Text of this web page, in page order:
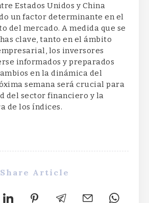
Estados Unidos y China
un factor determinante en el
del mercado. A medida que se
clave, tanto en el ámbito
los inversores
informados y preparados
en la dinámica del
semana será crucial para
del sector financiero y la
de los índices.
Share Article